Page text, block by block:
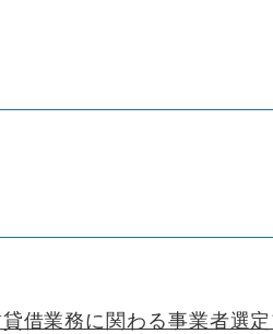
借業務に関わる事業者選